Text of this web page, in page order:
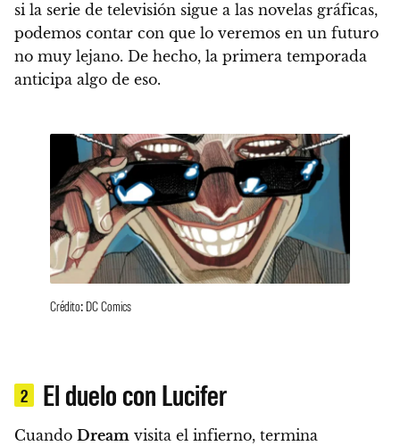
si la serie de televisión sigue a las novelas gráficas,
podemos contar con que lo veremos en un futuro
no muy lejano. De hecho, la primera temporada
anticipa algo de eso.
Crédito: DC Comics
2 El duelo con Lucifer
Cuando Dream visita el infierno, termina